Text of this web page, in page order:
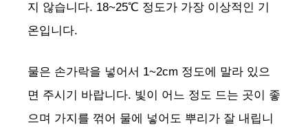
지 않습니다. 18~25℃ 정도가 가장 이상적인 기
온입니다.
물은 손가락을 넣어서 1~2cm 정도에 말라 있으
면 주시기 바랍니다. 빛이 어느 정도 드는 곳이 좋
으며 가지를 꺾어 물에 넣어도 뿌리가 잘 내립니